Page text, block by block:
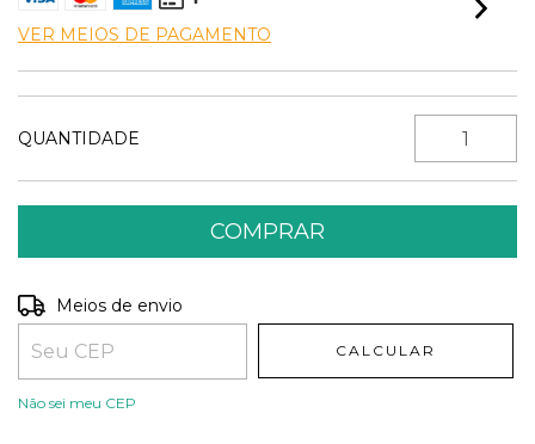
VER MEIOS DE PAGAMENTO
QUANTIDADE
Entregas para o CEP:
Meios de envio
CALCULAR
Não sei meu CEP